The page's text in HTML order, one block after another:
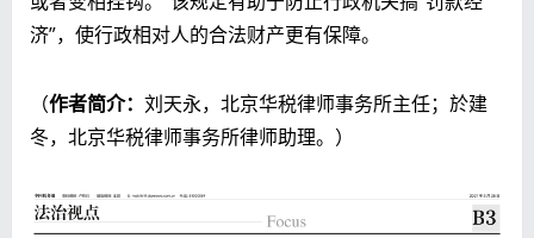
济”，使行政相对人的合法财产更有保障。
（作者简介： 刘天永，北京华税律师事务所主任；於建
冬，北京华税律师事务所律师助理。）